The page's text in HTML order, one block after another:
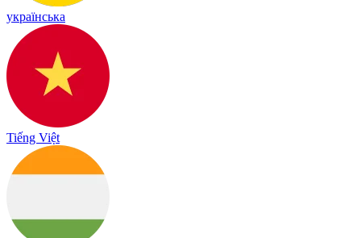
українська
Tiếng Việt